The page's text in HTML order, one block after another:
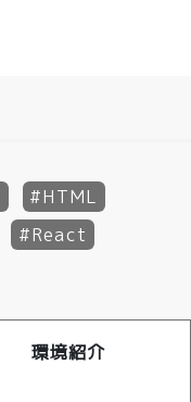
HTML
React
環境紹介